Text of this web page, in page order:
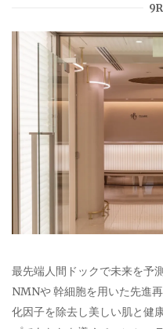
最先端人間ドックで未来を予
NMNや 幹細胞を用いた先進
化因子を除去し美しい肌と健